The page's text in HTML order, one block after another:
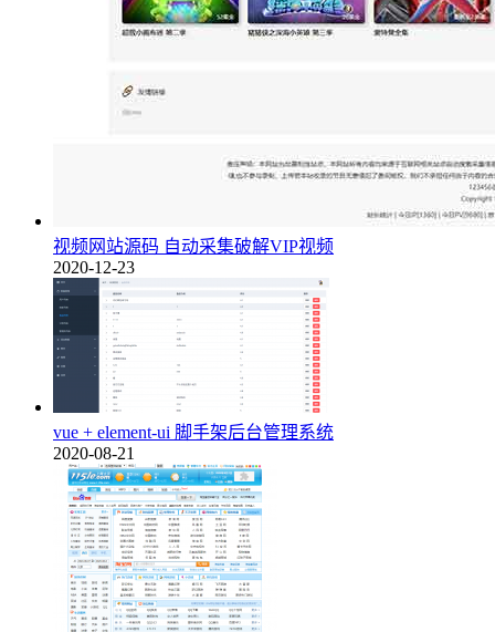
视频网站源码 自动采集破解VIP视频
2020-12-23
vue + element-ui 脚手架后台管理系统
2020-08-21